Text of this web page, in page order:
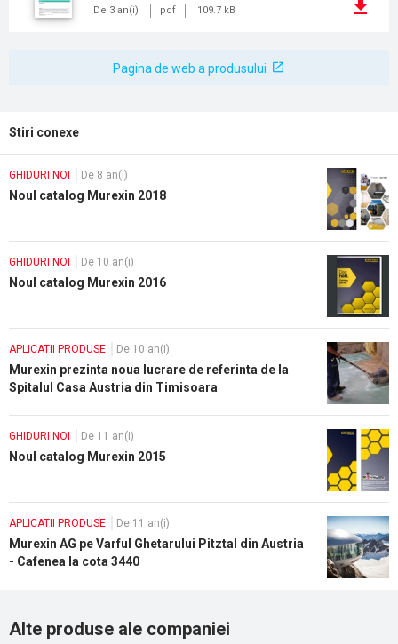
De 3 an(i) pdf 109.7 kB
Pagina de web a produsului
Stiri conexe
GHIDURI NOI De 8 an(i)
Noul catalog Murexin 2018
GHIDURI NOI De 10 an(i)
Noul catalog Murexin 2016
APLICATII PRODUSE De 10 an(i)
Murexin prezinta noua lucrare de referinta de la
Spitalul Casa Austria din Timisoara
GHIDURI NOI De 11 an(i)
Noul catalog Murexin 2015
APLICATII PRODUSE De 11 an(i)
Murexin AG pe Varful Ghetarului Pitztal din Austria
- Cafenea la cota 3440
Alte produse ale companiei